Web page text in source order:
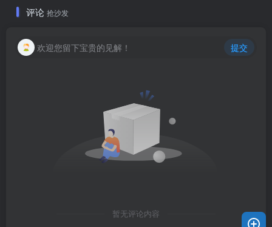
评论 抢沙发
欢迎您留下宝贵的见解！ 提交
暂无评论内容